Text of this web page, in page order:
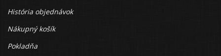
História objednávok
Nákupný košík
Pokladňa